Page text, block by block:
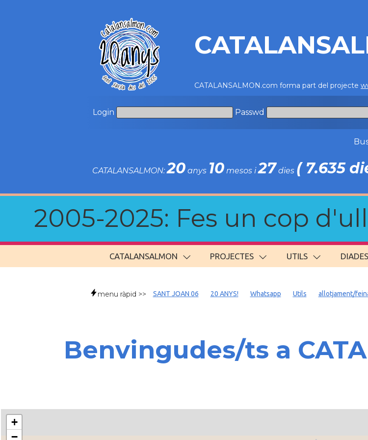
CATALANSALMON.com forma part del projecte
Login Passwd
CATALANSALMON:20 anys 10 mesos i27 dies ( 7.635
2005-2025: Fes un cop
CATALANSALMON PROJECTES UTILS DIADES
menu ràpid >> SANT JOAN 06 20 ANYS! Whatsapp Utils allotjament/
Benvingudes/ts a
+
−